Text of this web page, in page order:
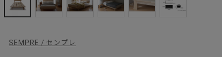
SEMPRE / センプレ